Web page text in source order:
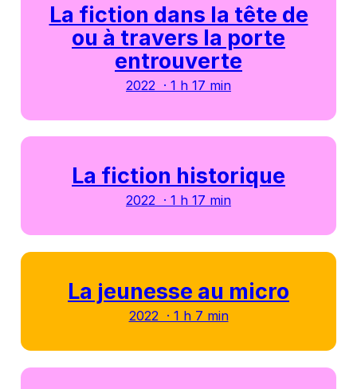
La fiction dans la tête de
ou à travers la porte
entrouverte
2022 · 1 h 17 min
La fiction historique
2022 · 1 h 17 min
La jeunesse au micro
2022 · 1 h 7 min